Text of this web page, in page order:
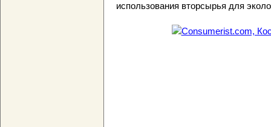
использования вторсырья для